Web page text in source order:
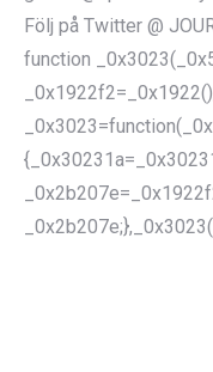
Följ på Twitter @
function